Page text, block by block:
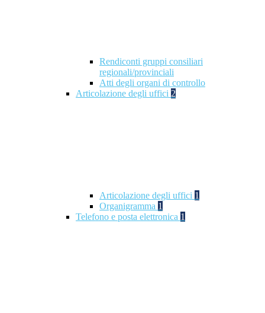
Rendiconti gruppi consiliari
regionali/provinciali
Atti degli organi di controllo
Articolazione degli uffici 2
Articolazione degli uffici 1
Organigramma 1
Telefono e posta elettronica 1